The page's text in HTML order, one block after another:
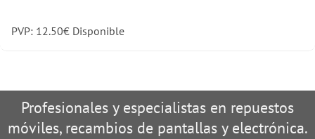
PVP: 12.50€ Disponible
Profesionales y especialistas en repuestos
móviles, recambios de pantallas y electrónica.